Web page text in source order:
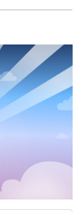
لماذا